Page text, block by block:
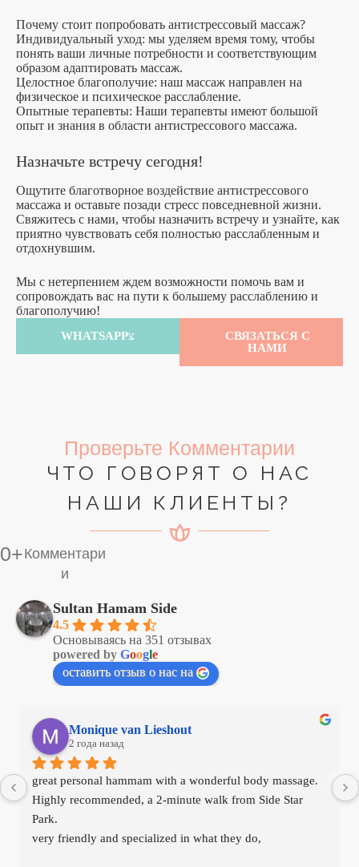
Почему стоит попробовать антистрессовый массаж?
Индивидуальный уход: мы уделяем время тому, чтобы
понять ваши личные потребности и соответствующим
образом адаптировать массаж.
Целостное благополучие: наш массаж направлен на
физическое и психическое расслабление.
Опытные терапевты: Наши терапевты имеют большой
опыт и знания в области антистрессового массажа.
Назначьте встречу сегодня!
Ощутите благотворное воздействие антистрессового
массажа и оставьте позади стресс повседневной жизни.
Свяжитесь с нами, чтобы назначить встречу и узнайте, как
приятно чувствовать себя полностью расслабленным и
отдохнувшим.
Мы с нетерпением ждем возможности помочь вам и
сопровождать вас на пути к большему расслаблению и
благополучию!
WHATSAPP
СВЯЗАТЬСЯ С
НАМИ
Проверьте Комментарии
ЧТО ГОВОРЯТ О НАС
НАШИ КЛИЕНТЫ?
0+Комментари
и
Sultan Hamam Side
4.5
Основываясь на 351 отзывах
powered by Google
оставить отзыв о нас на
Monique van Lieshout
2 года назад
great personal hammam with a wonderful body massage.
Highly recommended, a 2-minute walk from Side Star
Park.
very friendly and specialized in what they do,